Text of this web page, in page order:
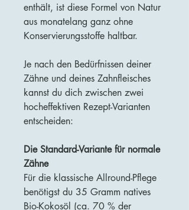
enthält, ist diese Formel von Natur
aus monatelang ganz ohne
Konservierungsstoffe haltbar.
Je nach den Bedürfnissen deiner
Zähne und deines Zahnfleisches
kannst du dich zwischen zwei
hocheffektiven Rezept-Varianten
entscheiden:
Die Standard-Variante für normale
Zähne
Für die klassische Allround-Pflege
benötigst du 35 Gramm natives
Bio-Kokosöl (ca. 70 % der